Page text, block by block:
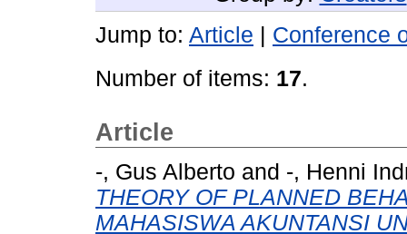
Jump to: Article
Conference
Number of items: 17.
Article
-, Gus Alberto and -, Henni
THEORY OF PLANNED
MAHASISWA AKUNTANSI